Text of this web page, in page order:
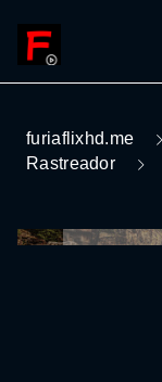
furiaflixhd.me
Rastreador